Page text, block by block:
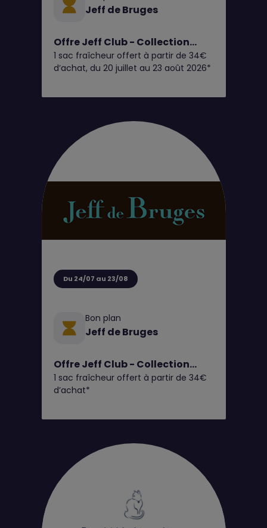
Jeff de Bruges
Offre Jeff Club - Collection
Giandujas Glacés
1 sac fraîcheur offert à partir de 34€
d’achat, du 20 juillet au 23 août 2026*
Du 24/07 au 23/08
Bon plan
Jeff de Bruges
Offre Jeff Club - Collection
Fruits d'Été
1 sac fraîcheur offert à partir de 34€
d’achat*